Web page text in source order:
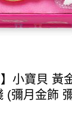
】小寶貝 黃
(彌月金飾